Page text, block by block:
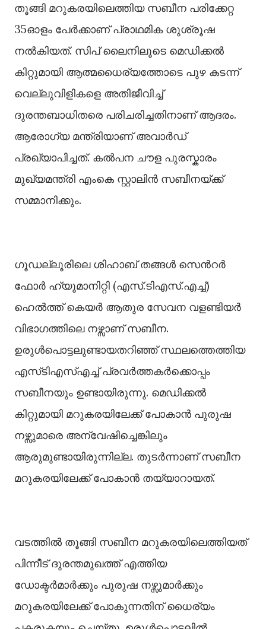
തൂങ്ങി മറുകരയിലെത്തിയ സബീന പരിക്കേറ്റ
35ഓളം പേർക്കാണ് പ്രാഥമിക ശുശ്രൂഷ
നല്‍കിയത്. സിപ് ലൈനിലൂടെ മെഡിക്കല്‍
കിറ്റുമായി ആത്മധൈര്യത്തോടെ പുഴ കടന്ന്
വെല്ലുവിളികളെ അതിജീവിച്ച്‌
ദുരന്തബാധിതരെ പരിചരിച്ചതിനാണ് ആദരം.
ആരോഗ്യ മന്ത്രിയാണ് അവാർഡ്
പ്രഖ്യാപിച്ചത്. കല്‍പന ചൗള പുരസ്കാരം
മുഖ്യമന്ത്രി എംകെ സ്റ്റാലിൻ സബീനയ്ക്ക്
സമ്മാനിക്കും.
ഗൂഡല്ലൂരിലെ ശിഹാബ് തങ്ങള്‍ സെൻറർ
ഫോർ ഹ്യൂമാനിറ്റി (എസ്.ടിഎസ്.എച്ച്‌)
ഹെല്‍ത്ത് കെയർ ആതുര സേവന വളണ്ടിയർ
വിഭാഗത്തിലെ നഴ്സാണ് സബീന.
ഉരുള്‍പൊട്ടലുണ്ടായതറിഞ്ഞ് സ്ഥലത്തെത്തിയ
എസ്‍ടിഎസ്‍എച്ച്‌ പ്രവർത്തകർക്കൊപ്പം
സബീനയും ഉണ്ടായിരുന്നു. മെഡിക്കല്‍
കിറ്റുമായി മറുകരയിലേക്ക് പോകാൻ പുരുഷ
നഴ്സുമാരെ അന്വേഷിച്ചെങ്കിലും
ആരുമുണ്ടായിരുന്നില്ല. തുടർന്നാണ് സബീന
മറുകരയിലേക്ക് പോകാൻ തയ്യാറായത്.
വടത്തില്‍ തൂങ്ങി സബീന മറുകരയിലെത്തിയത്
പിന്നീട് ദുരന്തമുഖത്ത് എത്തിയ
ഡോക്ടർമാർക്കും പുരുഷ നഴ്സുമാർക്കും
മറുകരയിലേക്ക് പോകുന്നതിന് ധൈര്യം